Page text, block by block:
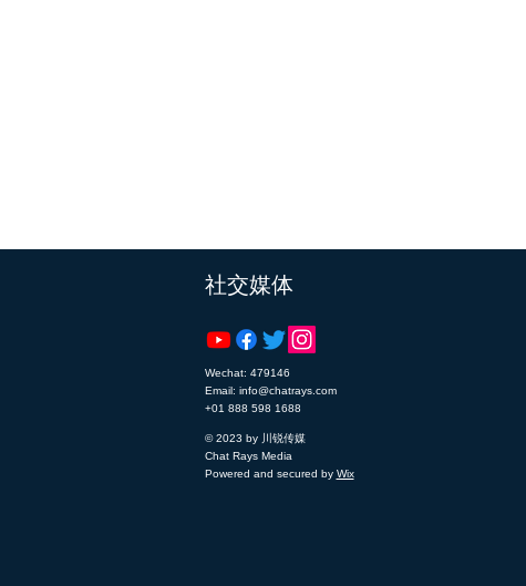
​社交媒体
Wechat: 479146
Email: info@chatrays.com
+01 888 598 1688
© 2023 by 川锐传媒
Chat Rays Media
Powered and secured by Wix